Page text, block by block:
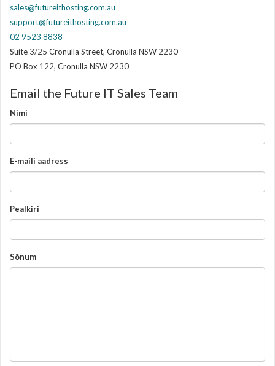
sales@futureithosting.com.au
support@futureithosting.com.au
02 9523 8838
Suite 3/25 Cronulla Street, Cronulla NSW 2230
PO Box 122, Cronulla NSW 2230
Email the Future IT Sales Team
Nimi
E-maili aadress
Pealkiri
Sõnum